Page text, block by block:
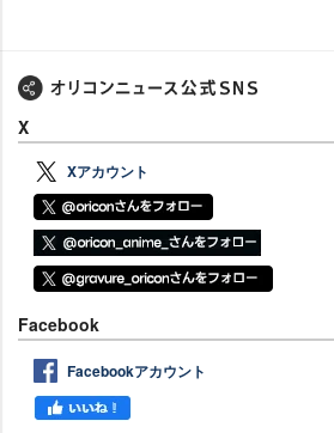
X
Xアカウント
Facebook
Facebookアカウント